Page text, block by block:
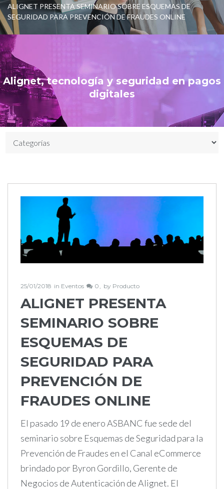
ALIGNET PRESENTA SEMINARIO SOBRE ESQUEMAS DE
SEGURIDAD PARA PREVENCIÓN DE FRAUDES ONLINE
Alignet, tecnología y seguridad en pagos
digitales
25/01/2018 in Eventos 0 by Producto
ALIGNET PRESENTA
SEMINARIO SOBRE
ESQUEMAS DE
SEGURIDAD PARA
PREVENCIÓN DE
FRAUDES ONLINE
El pasado 19 de enero ASBANC fue sede del
seminario sobre Esquemas de Seguridad para la
Prevención de Fraudes en el Canal eCommerce
brindado por Byron Gordillo, Gerente de
Negocios de Autenticación de Alignet. El